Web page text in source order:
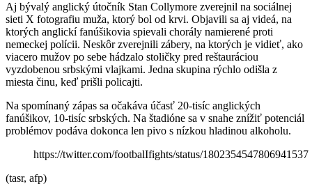
Aj bývalý anglický útočník Stan Collymore zverejnil na sociálnej
sieti X fotografiu muža, ktorý bol od krvi. Objavili sa aj videá, na
ktorých anglickí fanúšikovia spievali chorály namierené proti
nemeckej polícii. Neskôr zverejnili zábery, na ktorých je vidieť, ako
viacero mužov po sebe hádzalo stoličky pred reštauráciou
vyzdobenou srbskými vlajkami. Jedna skupina rýchlo odišla z
miesta činu, keď prišli policajti.
Na spomínaný zápas sa očakáva účasť 20-tisíc anglických
fanúšikov, 10-tisíc srbských. Na štadióne sa v snahe znížiť potenciál
problémov podáva dokonca len pivo s nízkou hladinou alkoholu.
https://twitter.com/footbalIfights/status/1802354547806941537
(tasr, afp)